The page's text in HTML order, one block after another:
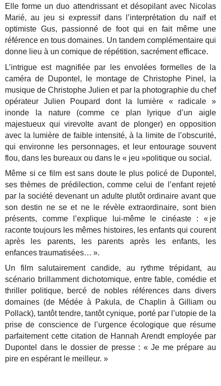
Elle forme un duo attendrissant et désopilant avec Nicolas
Marié, au jeu si expressif dans l’interprétation du naïf et
optimiste Gus, passionné de foot qui en fait même une
référence en tous domaines. Un tandem complémentaire qui
donne lieu à un comique de répétition, sacrément efficace.
L’intrigue est magnifiée par les envolées formelles de la
caméra de Dupontel, le montage de Christophe Pinel, la
musique de Christophe Julien et par la photographie du chef
opérateur Julien Poupard dont la lumière « radicale »
inonde la nature (comme ce plan lyrique d’un aigle
majestueux qui virevolte avant de plonger) en opposition
avec la lumière de faible intensité, à la limite de l’obscurité,
qui environne les personnages, et leur entourage souvent
flou, dans les bureaux ou dans le « jeu »politique ou social.
Même si ce film est sans doute le plus policé de Dupontel,
ses thèmes de prédilection, comme celui de l’enfant rejeté
par la société devenant un adulte plutôt ordinaire avant que
son destin ne se et ne le révèle extraordinaire, sont bien
présents, comme l’explique lui-même le cinéaste : « je
raconte toujours les mêmes histoires, les enfants qui courent
après les parents, les parents après les enfants, les
enfances traumatisées… ».
Un film salutairement candide, au rythme trépidant, au
scénario brillamment dichotomique, entre fable, comédie et
thriller politique, bercé de nobles références dans divers
domaines (de Médée à Pakula, de Chaplin à Gilliam ou
Pollack), tantôt tendre, tantôt cynique, porté par l’utopie de la
prise de conscience de l’urgence écologique que résume
parfaitement cette citation de Hannah Arendt employée par
Dupontel dans le dossier de presse : « Je me prépare au
pire en espérant le meilleur. »